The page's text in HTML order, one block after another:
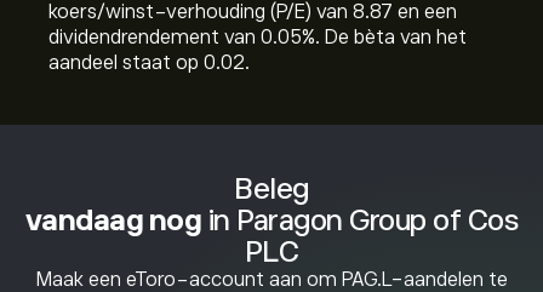
Beleg
vandaag nog in Paragon Group of Cos
PLC
Maak een eToro-account aan om PAG.L-aandelen te
koers/winst-verhouding (P/E) van 8.87 en een
dividendrendement van 0.05%. De bèta van het
aandeel staat op 0.02.